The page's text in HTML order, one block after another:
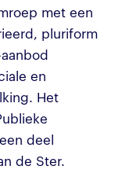
met een
pluriform
en
Het
deel
de Ster.